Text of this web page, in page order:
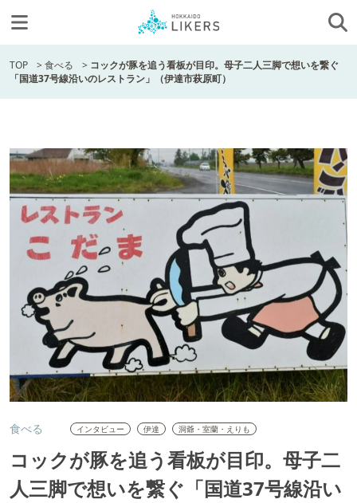
TOP >食べる > コックが豚を追う看板が目印。母子二人三脚で想いを繋ぐ
「国道37号線沿いのレストラン」（伊達市萩原町）
食べる インタビュー 伊達 洞爺・室蘭・えりも
コックが豚を追う看板が目印。母子二
人三脚で想いを繋ぐ「国道37号線沿い